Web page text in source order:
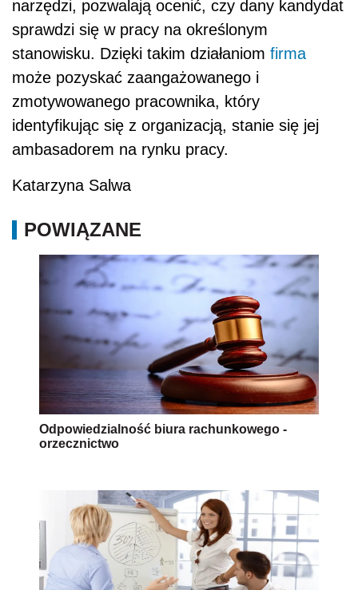
narzędzi, pozwalają ocenić, czy dany kandydat
sprawdzi się w pracy na określonym
stanowisku. Dzięki takim działaniom firma
może pozyskać zaangażowanego i
zmotywowanego pracownika, który
identyfikując się z organizacją, stanie się jej
ambasadorem na rynku pracy.
Katarzyna Salwa
POWIĄZANE
Odpowiedzialność biura rachunkowego -
orzecznictwo